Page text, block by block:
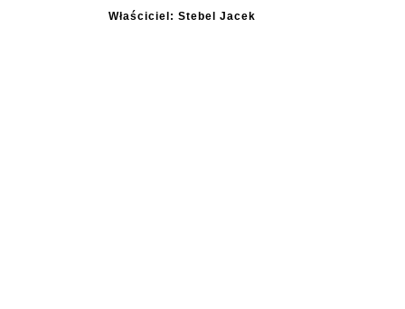
Właściciel: Stebel Jacek